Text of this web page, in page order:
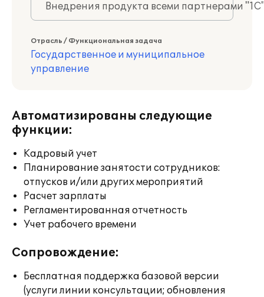
Внедрения продукта всеми партнерами
Отрасль / Функциональная задача
Государственное и муниципальное
управление
Автоматизированы следующие
функции:
Кадровый учет
Планирование занятости сотрудников:
отпусков и/или других мероприятий
Расчет зарплаты
Регламентированная отчетность
Учет рабочего времени
Сопровождение:
Бесплатная поддержка базовой версии
(услуги линии консультации; обновления